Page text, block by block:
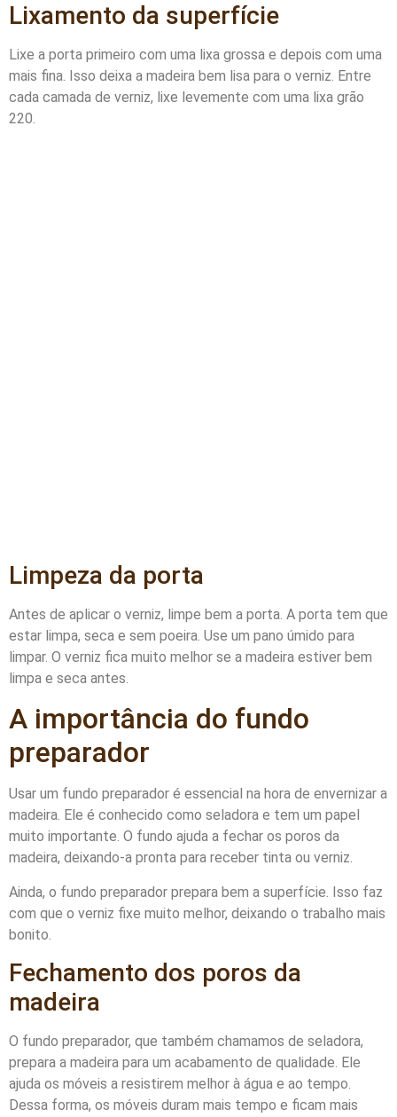
Lixamento da superfície
Lixe a porta primeiro com uma lixa grossa e depois com uma
mais fina. Isso deixa a madeira bem lisa para o verniz. Entre
cada camada de verniz, lixe levemente com uma lixa grão
220.
Limpeza da porta
Antes de aplicar o verniz, limpe bem a porta. A porta tem que
estar limpa, seca e sem poeira. Use um pano úmido para
limpar. O verniz fica muito melhor se a madeira estiver bem
limpa e seca antes.
A importância do fundo
preparador
Usar um fundo preparador é essencial na hora de envernizar a
madeira. Ele é conhecido como seladora e tem um papel
muito importante. O fundo ajuda a fechar os poros da
madeira, deixando-a pronta para receber tinta ou verniz.
Ainda, o fundo preparador prepara bem a superfície. Isso faz
com que o verniz fixe muito melhor, deixando o trabalho mais
bonito.
Fechamento dos poros da
madeira
O fundo preparador, que também chamamos de seladora,
prepara a madeira para um acabamento de qualidade. Ele
ajuda os móveis a resistirem melhor à água e ao tempo.
Dessa forma, os móveis duram mais tempo e ficam mais